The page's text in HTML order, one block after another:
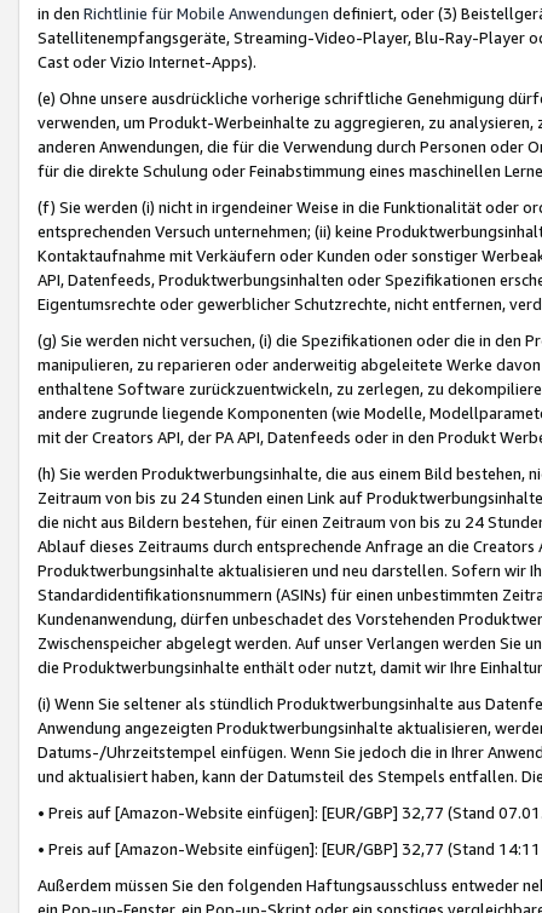
in den Richtlinie für Mobile Anwendungen definiert, oder (3)
Satellitenempfangsgeräte, Streaming-Video-Player, Blu-Ray-Player
Cast oder Vizio Internet-Apps).
(e) Ohne unsere ausdrückliche vorherige schriftliche Genehmigung
verwenden, um Produkt-Werbeinhalte zu aggregieren, zu
anderen Anwendungen, die für die Verwendung durch Personen
für die direkte Schulung oder Feinabstimmung eines maschinellen
(f) Sie werden (i) nicht in irgendeiner Weise in die Funktionalität oder
entsprechenden Versuch unternehmen; (ii) keine
Kontaktaufnahme mit Verkäufern oder Kunden oder sonstiger
API, Datenfeeds, Produktwerbungsinhalten oder Spezifikationen
Eigentumsrechte oder gewerblicher Schutzrechte, nicht entfernen,
(g) Sie werden nicht versuchen, (i) die Spezifikationen oder die in
manipulieren, zu reparieren oder anderweitig abgeleitete Werke
enthaltene Software zurückzuentwickeln, zu zerlegen, zu
andere zugrunde liegende Komponenten (wie Modelle,
mit der Creators API, der PA API, Datenfeeds oder in den Produkt
(h) Sie werden Produktwerbungsinhalte, die aus einem Bild bestehen,
Zeitraum von bis zu 24 Stunden einen Link auf
die nicht aus Bildern bestehen, für einen Zeitraum von bis zu 24
Ablauf dieses Zeitraums durch entsprechende Anfrage an die
Produktwerbungsinhalte aktualisieren und neu darstellen. Sofern wir
Standardidentifikationsnummern (ASINs) für einen unbestimmten
Kundenanwendung, dürfen unbeschadet des Vorstehenden
Zwischenspeicher abgelegt werden. Auf unser Verlangen werden Sie
die Produktwerbungsinhalte enthält oder nutzt, damit wir Ihre
(i) Wenn Sie seltener als stündlich Produktwerbungsinhalte aus
Anwendung angezeigten Produktwerbungsinhalte aktualisieren,
Datums-/Uhrzeitstempel einfügen. Wenn Sie jedoch die in Ihrer
und aktualisiert haben, kann der Datumsteil des Stempels entfallen.
• Preis auf [Amazon-Website einfügen]: [EUR/GBP] 32,77 (Stand
• Preis auf [Amazon-Website einfügen]: [EUR/GBP] 32,77 (Stand
Außerdem müssen Sie den folgenden Haftungsausschluss entweder
ein Pop-up-Fenster, ein Pop-up-Skript oder ein sonstiges